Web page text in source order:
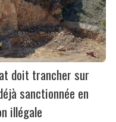
doit trancher sur
sanctionnée en
illégale